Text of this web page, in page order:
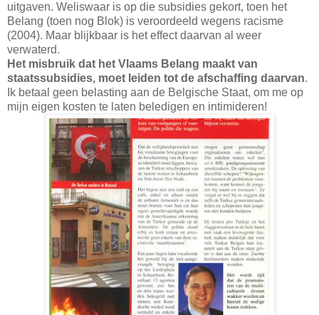
uitgaven. Weliswaar is op die subsidies gekort, toen het
Belang (toen nog Blok) is veroordeeld wegens racisme
(2004). Maar blijkbaar is het effect daarvan al weer
verwaterd.
Het misbruik dat het Vlaams Belang maakt van
staatssubsidies, moet leiden tot de afschaffing daarvan.
Ik betaal geen belasting aan de Belgische Staat, om me op
mijn eigen kosten te laten beledigen en intimideren!